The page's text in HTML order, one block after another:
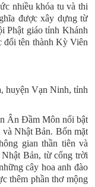
nhiều khóa tu và thi
được xây dựng từ
Phật giáo tỉnh Khánh
đổi tên thành Kỳ Viên
huyện Vạn Ninh, tỉnh
Ân Đầm Môn nổi bật
Nhật Bản. Bốn mặt
gian thần tiên và
Bản, từ cổng trời
cây hoa anh đào
thêm phần thơ mộng